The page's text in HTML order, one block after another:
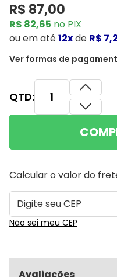
R$ 87,00
R$ 82,65 no PIX
ouem até12xde R$
Ver formas de
QTD:
Calcular o valor do
Não sei meu CEP
Avaliações